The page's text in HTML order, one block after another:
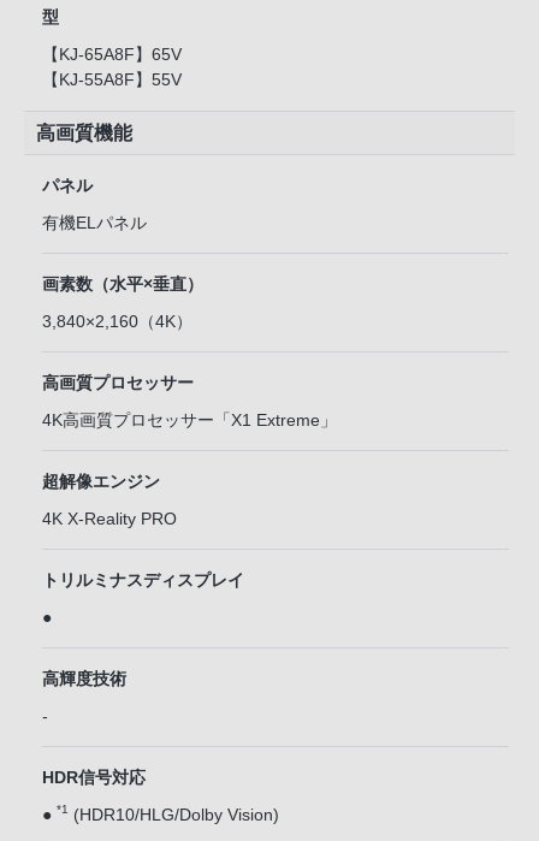
型
【KJ-65A8F】65V
【KJ-55A8F】55V
高画質機能
パネル
有機ELパネル
画素数（水平×垂直）
3,840×2,160（4K）
高画質プロセッサー
4K高画質プロセッサー「X1 Extreme」
超解像エンジン
4K X-Reality PRO
トリルミナスディスプレイ
●
高輝度技術
-
HDR信号対応
● *1 (HDR10/HLG/Dolby Vision)